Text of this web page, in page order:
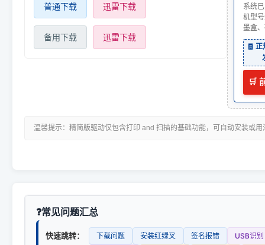
普通下载 迅雷下载
备用下载 迅雷下载
系统
机型
墨盒
🧾
🛒
温馨提示：精简版驱动仅包含打印 and 扫描的基础功能，可自动安装或
常见问题汇总
快速跳转： 下载问题 安装红绿叉 签名报错
USB识别